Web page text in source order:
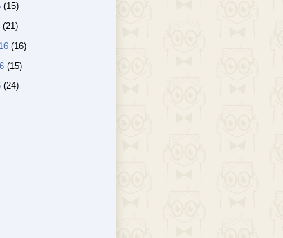
(15)
(21)
(16)
(15)
(24)